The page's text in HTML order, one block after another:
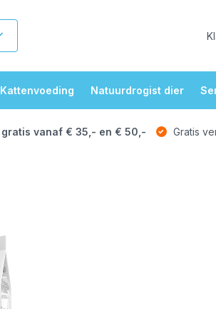
Kattenvoeding Natuurdrogist dier
gratis vanaf € 35,- en € 50,- Gratis